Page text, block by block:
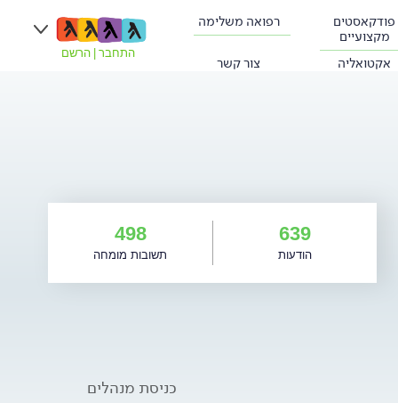
פודקאסטים
מקצועיים
רפואה משלימה
אקטואליה צור קשר
התחבר הרשם
639
הודעות
498
תשובות מומחה
כניסת מנהלים